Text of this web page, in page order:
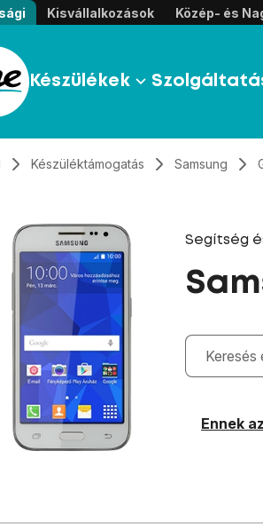
tartalomhozKisvállalkozások Közép- és
Készülékek
Készüléktámogatás Samsung
Segítség
Gépelés
Ennek